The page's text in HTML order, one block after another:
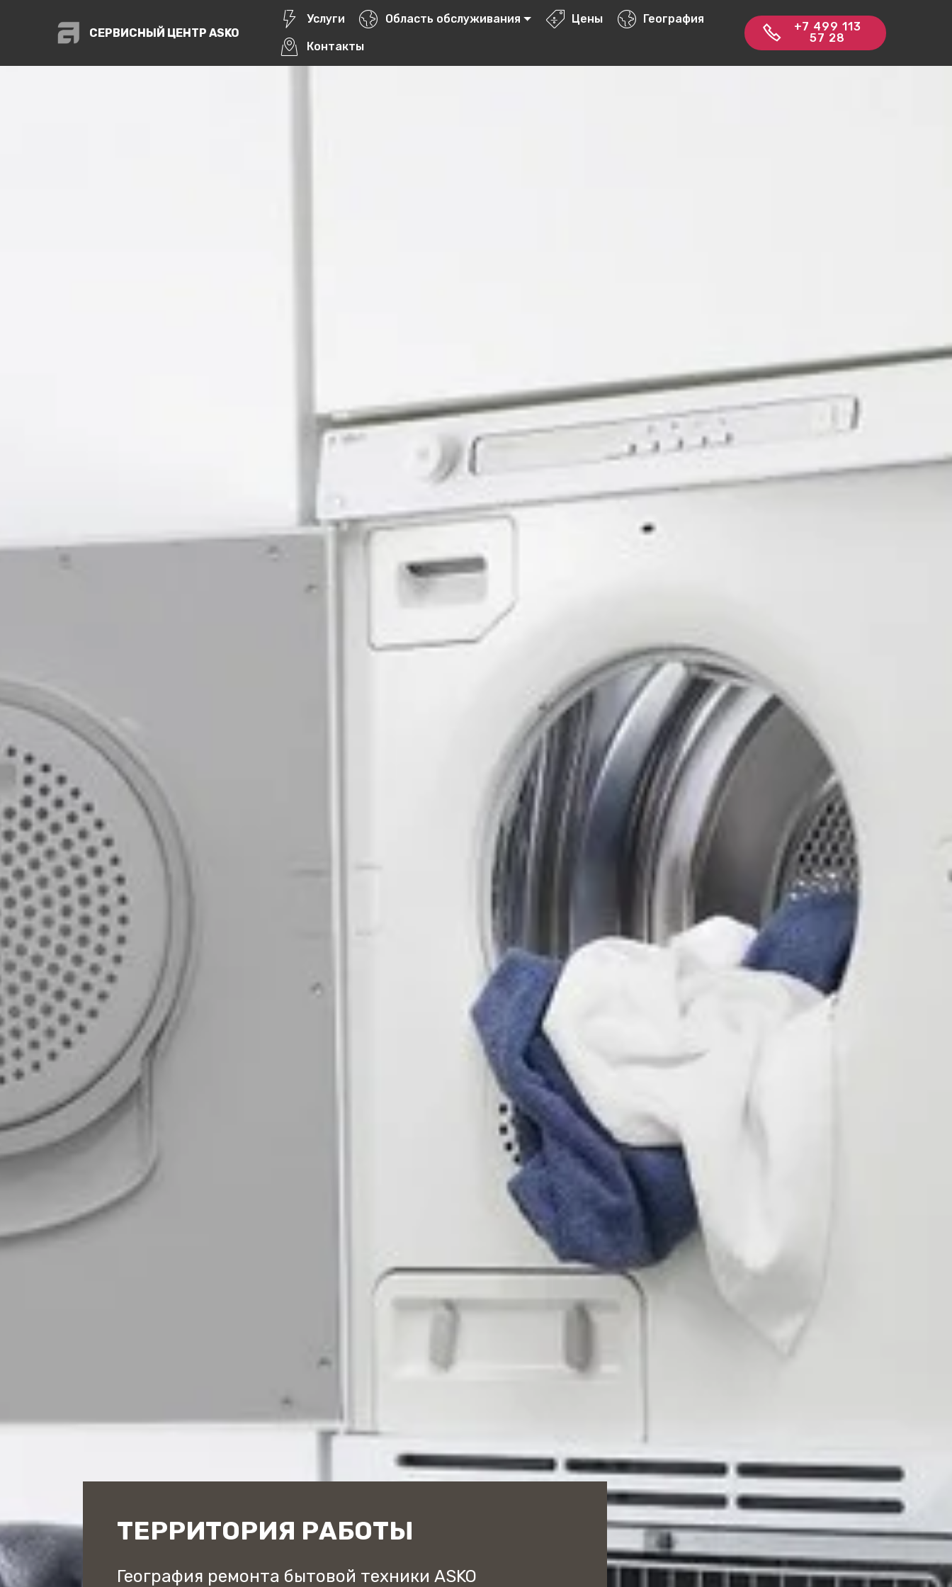
СЕРВИСНЫЙ ЦЕНТР ASKO
Услуги Область обслуживания Цены География
Контакты
+7 499 113
57 28
ТЕРРИТОРИЯ РАБОТЫ
География ремонта бытовой техники ASKO